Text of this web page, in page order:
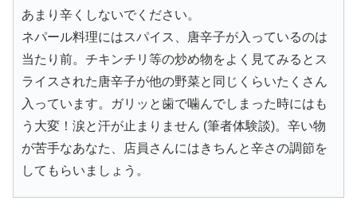
あまり辛くしないでください。
ネパール料理にはスパイス、唐辛子が入っているのは
当たり前。チキンチリ等の炒め物をよく見てみるとス
ライスされた唐辛子が他の野菜と同じくらいたくさん
入っています。ガリッと歯で噛んでしまった時にはも
う大変！涙と汗が止まりません (筆者体験談)。辛い物
が苦手なあなた、店員さんにはきちんと辛さの調節を
してもらいましょう。